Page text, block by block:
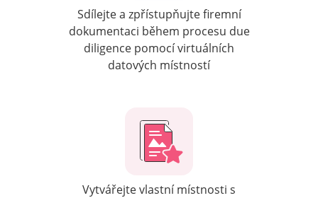
Sdílejte a zpřístupňujte firemní
dokumentaci během procesu due
diligence pomocí virtuálních
datových místností
Vytvářejte vlastní místnosti s